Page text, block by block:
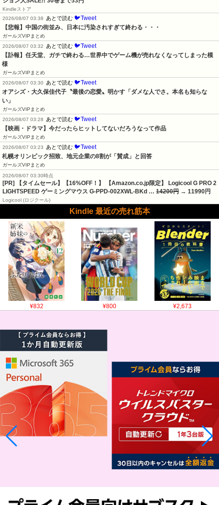
Kindleストア
2026/08/07 03:38
あとで読む 🐦Tweet
【悲報】中国の街並み、日本に汚染されすぎて終わる・・・
ガールズVIPまとめ
2026/08/07 03:32
あとで読む 🐦Tweet
【訃報】任天堂、ガチで終わる…世界中でゲーム機が売れなくなってしまった模
様
ガールズVIPまとめ
2026/08/07 03:30
あとで読む 🐦Tweet
オアシズ・大久保佳代子〝最後の恋愛〟明かす「ダメな人でさ。本名も知らな
い」
ガールズVIPまとめ
2026/08/07 03:28
あとで読む 🐦Tweet
【映画・ドラマ】今だったらヒットしてないだろうなって作品
ガールズVIPまとめ
2026/08/07 03:23
あとで読む 🐦Tweet
札幌オリンピック招致、地元企業の8割が「賛成」と回答
ガールズVIPまとめ
2026/08/07 03:30時点
[PR] 【タイムセール】【16%OFF！】 【Amazon.co.jp限定】 Logicool G PRO 2
LIGHTSPEED ゲーミングマウス G-PPD-002XWL-BKd … 14200円 → 11990円
Logicool (ロジクール)
Kindle 最近の売れ筋本
¥832 ¥800 ¥2,673